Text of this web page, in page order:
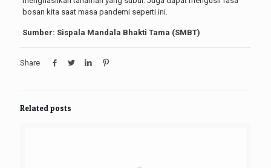
bosan kita saat masa pandemi seperti ini.
Sumber: Sispala Mandala Bhakti Tama (SMBT)
Share
Related posts